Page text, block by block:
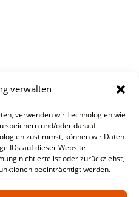
verwalten
verwenden wir Technologien wie
speichern und/oder darauf
zustimmst, können wir Daten
IDs auf dieser Website
nicht erteilst oder zurückziehst,
beeinträchtigt werden.